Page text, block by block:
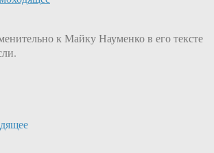
к Майку Науменко в его тексте